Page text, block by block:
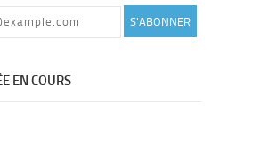
S'ABONNER
EN COURS